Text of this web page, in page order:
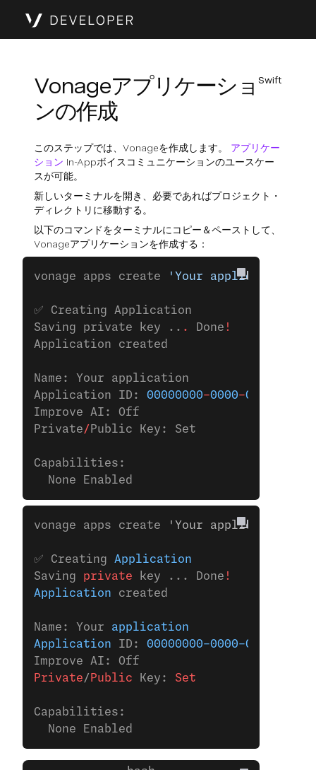
Swift
Vonageアプリケーショ
ンの作成
このステップでは、Vonageを作成します。 アプリケー
ション In-Appボイスコミュニケーションのユースケー
スが可能。
新しいターミナルを開き、必要であればプロジェクト・
ディレクトリに移動する。
以下のコマンドをターミナルにコピー＆ペーストして、
Vonageアプリケーションを作成する：
vonage apps create 'Your application'
✅ Creating Application
Saving private key .. . Done !
Application created
Name: Your application
Application ID: 00000000-0000-0000
Improve AI: Off
Private/ Public Key: Set
Capabilities:
  None Enabled
vonage apps create 'Your application'
✅ Creating Application
Saving private key ... Done !
Application created
Name: Your application
Application ID: 00000000-0000-0000-0000-
Improve AI: Off
Private/ Public Key: Set
Capabilities:
  None Enabled